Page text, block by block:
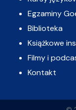
Egzaminy
Biblioteka
Książkowe
Filmy i
Kontakt